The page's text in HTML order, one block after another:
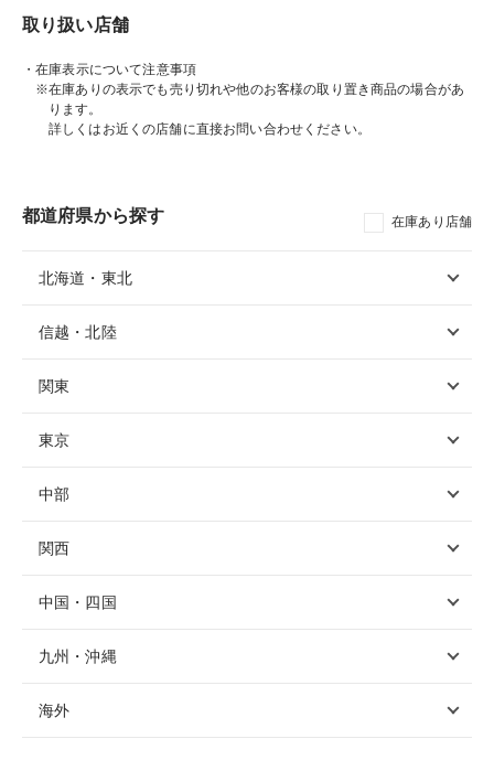
取り扱い店舗
・在庫表示について注意事項
※在庫ありの表示でも売り切れや他のお客様の取り置き商品の場合があ
ります。
詳しくはお近くの店舗に直接お問い合わせください。
都道府県から探す 在庫あり店舗
北海道・東北
信越・北陸
関東
東京
中部
関西
中国・四国
九州・沖縄
海外